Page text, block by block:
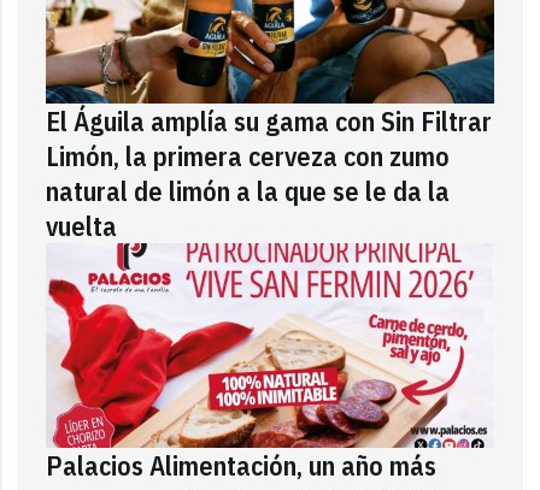
El Águila amplía su gama con Sin Filtrar
Limón, la primera cerveza con zumo
natural de limón a la que se le da la
vuelta
Palacios Alimentación, un año más